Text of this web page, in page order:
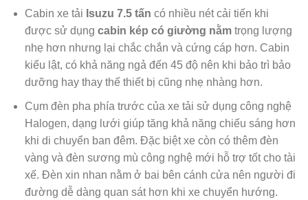
Cabin xe tải Isuzu 7.5 tấn có nhiều nét cải tiến khi
được sử dụng cabin kép có giường nằmtrọng lượng
nhẹ hơn nhưng lại chắc chắn và cứng cáp hơn. Cabin
kiểu lật, có khả năng ngả đến 45 độ nên khi bảo trì bảo
dưỡng hay thay thế thiết bị cũng nhẹ nhàng hơn.
Cụm đèn pha phía trước của xe tải sử dụng công nghệ
Halogen, dạng lưới giúp tăng khả năng chiếu sáng hơn
khi di chuyển ban đêm. Đặc biệt xe còn có thêm đèn
vàng và đèn sương mù công nghệ mới hỗ trợ tốt cho tài
xế. Đèn xin nhan nằm ở bai bên cánh cửa nên người đi
đường dễ dàng quan sát hơn khi xe chuyển hướng.